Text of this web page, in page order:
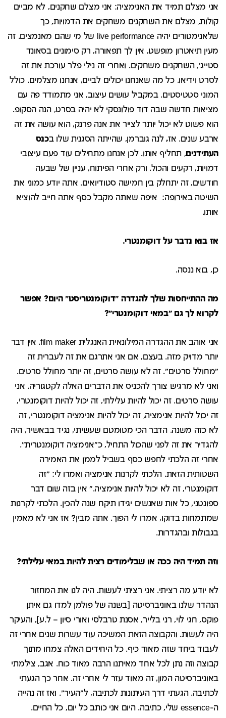
אני מצלם תמיד את האנימציה: אני מצלם שחקנים, לא מביים
קולות, מצלם את השחקנים משחקים את הדמויות, כך
שלאנימטורים יהיה live performance של מי שהם מאנמצים. זה
מעין תיאטרון מופשט, אין לך תפאורה, רק סימונים בסאונד
סטייג', השחקנים משחקים. ואחרי זה נילי פלר עורכת את זה
לסרט וידיאו. כל מה שאנחנו יכולים לביים, אנחנו מצלמים. כולל
המוני סטטיסטים. במקביל עושים עיצוב, אני מתמודד פה עם
מציאות חדשה שבה דוד פולונסקי לא יהיה בסרט, הנה הסקופ.
הוא פשוט לא יכול יותר לצייר את אנה פרנק, הוא עושה את זה
ארבע שנים. אז,לנה גוברמן, שהייתה הסגנית שלו בכנס
העתידנים, תחליף אותו. לכן אנחנו מתחילים עוד פעם עיצובי
דמויות, רקעים והכול. ורק אחרי הפיתוח, עניין של שבעה
חודשים, זה יתחלק בין חמישה סטודיואים. אתה יודע כמוני את
השיטה באירופה: איפה שאתה מקבל כסף אתה חייב להוציא
אותו.
אז בוא נדבר על דוקומנטרי.
כן, בוא ננסה.
מה ההתייחסות שלך להגדרה "דוקומנטריסט" היום? אפשר
לקרוא לך גם "במאי דוקומנטרי"?
אני אוהב את ההגדרה המילונאית האנגלית film maker. אין דבר
יותר מדויק מזה. בעצם, אם אני אתרגם את זה לעברית זה
"מחולל סרטים". זה לא עושה סרטים, זה יותר מחולל סרטים.
ואני לא מרגיש צורך להכניס את הדברים האלה לקטגוריה. אני
עושה סרטים. זה יכול להיות עלילתי, זה יכול להיות דוקומנטרי,
זה יכול להיות אנימציה, זה יכול להיות אנימציה דוקומנטרי, זה
לא כזה משנה. הדבר הכי מטומטם שעשיתי, נגיד בבאשיר, היה
להגדיר את זה לפני שהכול התחיל, כ"אנימציה דוקומנטרית".
אחרי זה הלכתי לחפש כסף בשביל לממן את האמירה
השטותית הזאת. הלכתי לקרנות אנימציה ואמרו לי: "זה
דוקומנטרי, זה לא יכול להיות אנימציה." אין בזה שום דבר
ספונטני, כל אות שאנשים יגידו תיקח שנה להכין. הלכתי לקרנות
שמתמחות בדוקו, אמרו לי הפוך. אתה מבין? אז אני לא מאמין
בגבולות ובהגדרות.
וזה תמיד היה ככה או שבלימודים רצית להיות במאי עלילתי?
לא יודע מה רציתי. אני רציתי לעשות. היה לנו את המחזור
הנהדר שלנו באוניברסיטה [בשנה של פולמן למדו גם איתן
פוקס, חגי לוי, רני בלייר, אסנת טרבלסי ואורי סיון – ל.ע], והעיקר
היה לעשות. והקבוצה הזאת המשיכה עוד עשרות שנים אחרי זה
לעבוד ביחד שזה מאוד כיף. כל היחידים האלה צמחו מתוך
קבוצה וזה נתן לכל אחד מאיתנו הרבה מאוד כוח. אגב, צילמתי
באוניברסיטה המון, זה מאוד עזר לי אחרי זה. אחר כך הגעתי
לכתיבה. הגעתי דרך העיתונות לכתיבה, ל"העיר". ואז זה נהייה
ה-essence שלי, כתיבה. היום אני כותב כל יום, כל החיים.